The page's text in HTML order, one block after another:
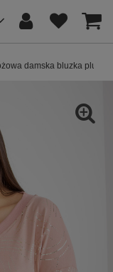
damska bluzka plus